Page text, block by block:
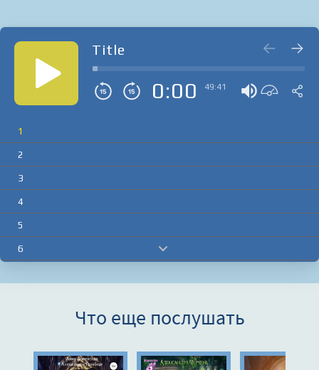
Title
0:00 49:41
1
2
3
4
5
6
Что еще послушать